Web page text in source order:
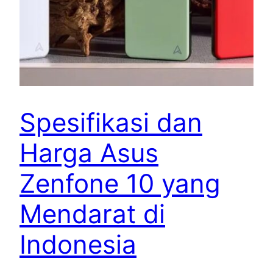
Spesifikasi dan
Harga Asus
Zenfone 10 yang
Mendarat di
Indonesia